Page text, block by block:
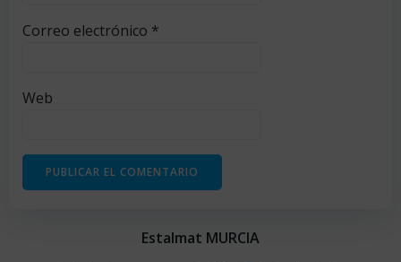
Correo electrónico *
Web
Estalmat MURCIA